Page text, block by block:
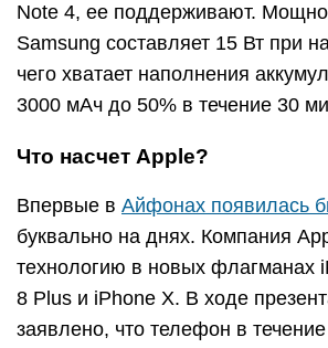
Note 4, ее поддерживают.
Samsung составляет 15 Вт при
чего хватает наполнения
3000 мАч до 50% в течение 30
Что насчет Apple?
Впервые в Айфонах появилась
буквально на днях. Компания
технологию в новых флагманах
8 Plus и iPhone X. В ходе
заявлено, что телефон в